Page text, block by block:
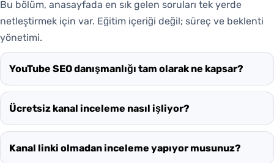
Bu bölüm, anasayfada en sık gelen soruları tek yerde
netleştirmek için var. Eğitim içeriği değil; süreç ve beklenti
yönetimi.
YouTube SEO danışmanlığı tam olarak ne kapsar?
Ücretsiz kanal inceleme nasıl işliyor?
Kanal linki olmadan inceleme yapıyor musunuz?